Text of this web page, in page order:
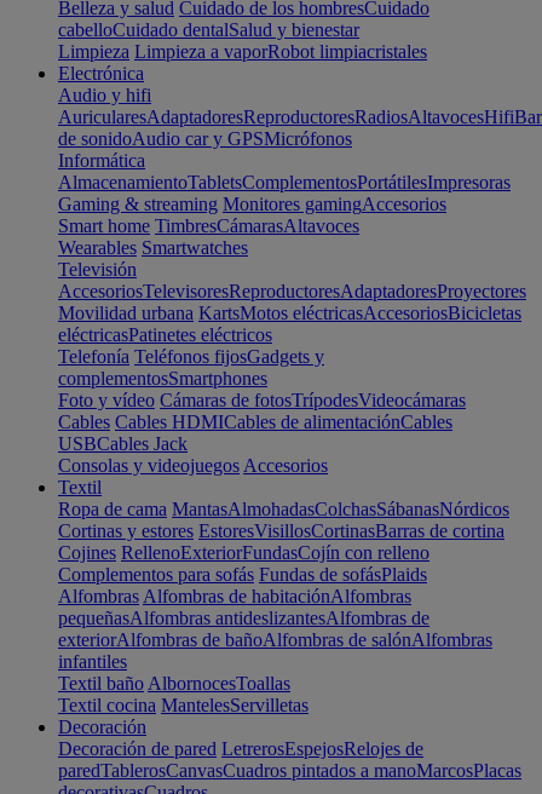
Belleza y salud Cuidado de los hombresCuidado
cabelloCuidado dentalSalud y bienestar
Limpieza Limpieza a vaporRobot limpiacristales
Electrónica
Audio y hifi
AuricularesAdaptadoresReproductoresRadiosAltavocesHifi
de sonidoAudio car y GPSMicrófonos
Informática
AlmacenamientoTabletsComplementosPortátilesImpresoras
Gaming & streaming Monitores gamingAccesorios
Smart home TimbresCámarasAltavoces
Wearables Smartwatches
Televisión
AccesoriosTelevisoresReproductoresAdaptadoresProyectores
Movilidad urbana KartsMotos eléctricasAccesoriosBicicletas
eléctricasPatinetes eléctricos
Telefonía Teléfonos fijosGadgets y
complementosSmartphones
Foto y vídeo Cámaras de fotosTrípodesVideocámaras
Cables Cables HDMICables de alimentaciónCables
USBCables Jack
Consolas y videojuegos Accesorios
Textil
Ropa de cama MantasAlmohadasColchasSábanasNórdicos
Cortinas y estores EstoresVisillosCortinasBarras de cortina
Cojines RellenoExteriorFundasCojín con relleno
Complementos para sofás Fundas de sofásPlaids
Alfombras Alfombras de habitaciónAlfombras
pequeñasAlfombras antideslizantesAlfombras de
exteriorAlfombras de bañoAlfombras de salónAlfombras
infantiles
Textil baño AlbornocesToallas
Textil cocina MantelesServilletas
Decoración
Decoración de pared LetrerosEspejosRelojes de
paredTablerosCanvasCuadros pintados a manoMarcosPlacas